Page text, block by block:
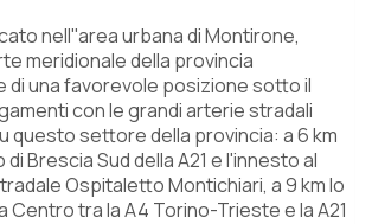
nell''area urbana di Montirone,
meridionale della provincia
di una favorevole posizione sotto il
con le grandi arterie stradali
questo settore della provincia: a 6 km
Brescia Sud della A21 e l'innesto al
Ospitaletto Montichiari, a 9 km lo
Centro tra la A4 Torino-Trieste e la A21